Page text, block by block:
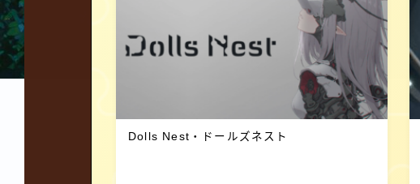
Dolls Nest・ドールズネスト